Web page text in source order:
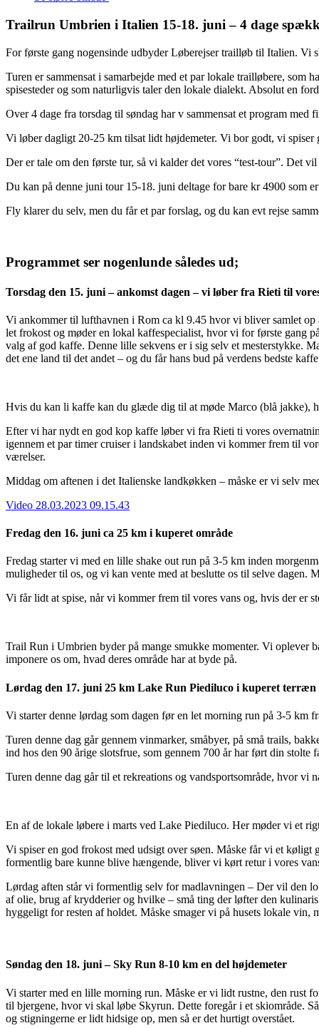
Trailrun Umbrien i Italien 15-18. juni – 4 dage
For første gang nogensinde udbyder Løberejser trailløb til Italien.
Turen er sammensat i samarbejde med et par lokale trailløbere, som
spisesteder og som naturligvis taler den lokale dialekt. Absolut en
Over 4 dage fra torsdag til søndag har v sammensat et program med
Vi løber dagligt 20-25 km tilsat lidt højdemeter. Vi bor godt, vi spiser
Der er tale om den første tur, så vi kalder det vores “test-tour”. Det
Du kan på denne juni tour 15-18. juni deltage for bare kr 4900 som er
Fly klarer du selv, men du får et par forslag, og du kan evt rejse
Programmet ser nogenlunde således ud;
Torsdag den 15. juni – ankomst dagen – vi løber fra Rieti til
Vi ankommer til lufthavnen i Rom ca kl 9.45 hvor vi bliver samlet
let frokost og møder en lokal kaffespecialist, hvor vi for første gang
valg af god kaffe. Denne lille sekvens er i sig selv et mesterstykke.
det ene land til det andet – og du får hans bud på verdens bedste
Hvis du kan li kaffe kan du glæde dig til at møde Marco (blå jakke),
Efter vi har nydt en god kop kaffe løber vi fra Rieti ti vores
igennem et par timer cruiser i landskabet inden vi kommer frem til
værelser.
Middag om aftenen i det Italienske landkøkken – måske er vi selv
Video 28.03.2023 09.15.43
Fredag den 16. juni ca 25 km i kuperet område
Fredag starter vi med en lille shake out run på 3-5 km inden
muligheder til os, og vi kan vente med at beslutte os til selve
Vi får lidt at spise, når vi kommer frem til vores vans og, hvis der er
Trail Run i Umbrien byder på mange smukke momenter. Vi oplever
imponere os om, hvad deres område har at byde på.
Lørdag den 17. juni 25 km Lake Run Piediluco i kuperet terræn
Vi starter denne lørdag som dagen før en let morning run på 3-5 km
Turen denne dag går gennem vinmarker, småbyer, på små trails,
ind hos den 90 årige slotsfrue, som gennem 700 år har ført din
Turen denne dag går til et rekreations og vandsportsområde, hvor
En af de lokale løbere i marts ved Lake Piediluco. Her møder vi et
Vi spiser en god frokost med udsigt over søen. Måske får vi et
formentlig bare kunne blive hængende, bliver vi kørt retur i vores
Lørdag aften står vi formentlig selv for madlavningen – Der vil den
af olie, brug af krydderier og hvilke – små ting der løfter den
hyggeligt for resten af holdet. Måske smager vi på husets lokale vin,
Søndag den 18. juni – Sky Run 8-10 km en del højdemeter
Vi starter med en lille morning run. Måske er vi lidt rustne, den rust
til bjergene, hvor vi skal løbe Skyrun. Dette foregår i et skiområde.
og stigningerne er lidt hidsige op, men så er det hurtigt overstået.